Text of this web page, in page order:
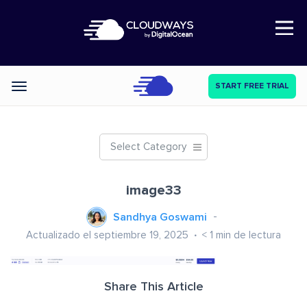
Open Nav
Categories START FREE TRIAL
Select Category
image33
Sandhya Goswami
Actualizado el septiembre 19, 2025 < 1 min de lectura
Share This Article